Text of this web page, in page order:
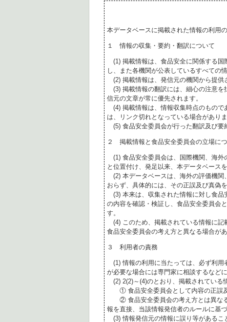
本データベースに掲載された情報の利用
１ 情報の収集・要約・翻訳について
(1) 掲載情報は、食品安全に関係する国
し、また各機関が公表しているすべての
(2) 掲載情報は、発信元の機関から提供
(3) 掲載情報の翻訳には、細心の注意を
信元の文章が常に優先されます。
(4) 掲載情報は、情報収集時点のもので
は、リンク切れとなっている場合がありま
(5) 食品安全委員会が行った翻訳及び要
２ 掲載情報と食品安全委員会の立場に
(1) 食品安全委員会は、国際機関、海外
と位置付け、発足以来、本データベース
(2) 本データベースは、海外の評価機関
おらず、具体的には、その正誤及び真偽
(3) 本来は、収集された情報に対し食品
の内容を確認・検証し、食品安全委員会
す。
(4) このため、掲載されている情報に記
食品安全委員会の考え方と異なる場合があ
３ 利用者の責務
(1) 情報の利用に当たっては、必ず利用
が必要な場合には専門家に相談するなど
(2) 2(2)～(4)のとおり、掲載されている
① 食品安全委員会として内容の正誤及
② 食品安全委員会の考え方とは異なる
報を直接、当該情報発信者のルールに基
(3) 情報発信元の情報に誤り等があるこ